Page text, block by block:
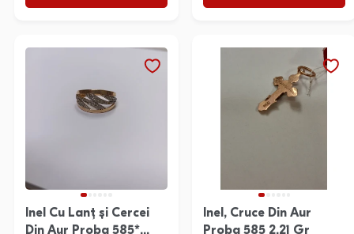
Inel Cu Lanţ și Cercei
Din Aur Proba 585*
Inel, Cruce Din Aur
Proba 585 2.21 Gr